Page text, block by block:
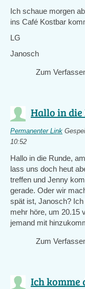
Ich schaue morgen
ins Café Kostbar
LG
Janosch
Zum
Hallo in die
Permanenter Link
10:52
Hallo in die Runde,
lass uns doch heut
treffen und Jenny
gerade. Oder wir
spät ist, Janosch?
mehr höre, um 20.15
jemand mit
Zum
Ich komme